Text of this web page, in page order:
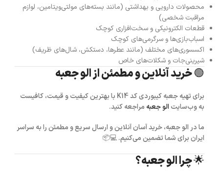
محصولات دارویی و بهداشتی (مانند بسته‌های مولتی‌ویتامین، لوازم
مراقبت شخصی)
قطعات الکترونیکی و سخت‌افزاری کوچک
اسباب‌بازی‌ها و سرگرمی‌های کوچک
اکسسوری‌های مختلف (مانند عطرها، دستکش، شال‌های ظریف)
شیرینی‌جات و شکلات‌های خاص
🟢 خرید آنلاین و مطمئن از الو جعبه
برای تهیهجعبه کیبوردی کد K14
با بهترین کیفیت و قیمت، کافیست
به وب‌سایتالو جعبه مراجعه کنید.
ما در الو جعبه، خرید آسان آنلاین و ارسال سریع و مطمئن را به سراسر
ایران برای شما تضمین می‌کنیم. 💻📦
🌟 چرا الو جعبه؟